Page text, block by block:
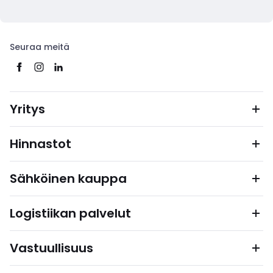
Seuraa meitä
Yritys
Hinnastot
Sähköinen kauppa
Logistiikan palvelut
Vastuullisuus